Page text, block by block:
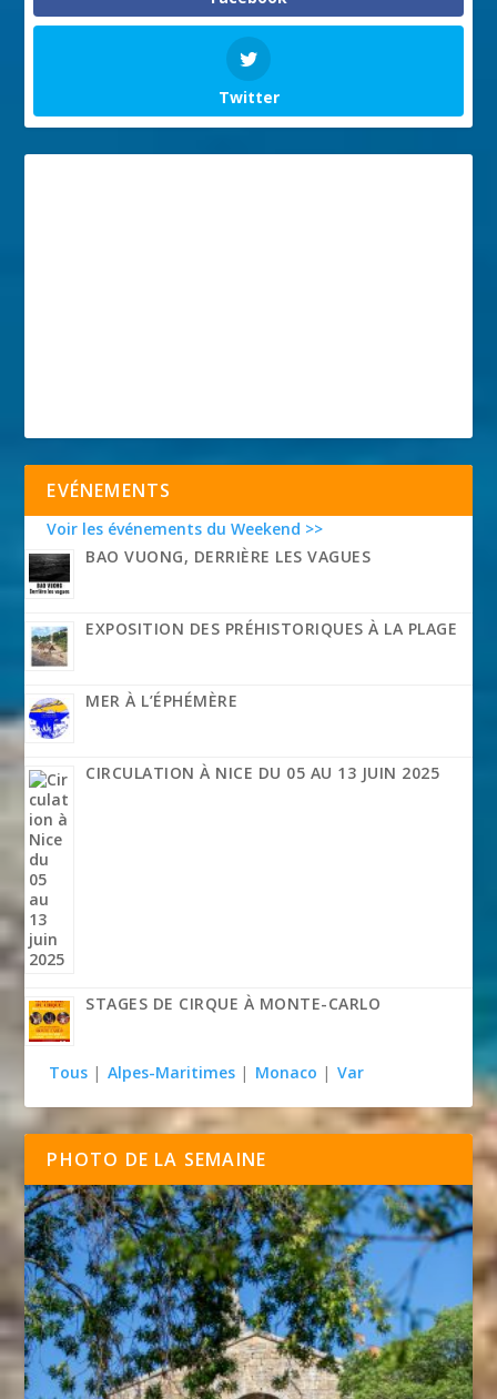
Twitter
EVÉNEMENTS
Voir les événements du Weekend >>
BAO VUONG, DERRIÈRE LES VAGUES
EXPOSITION DES PRÉHISTORIQUES À LA PLAGE
MER À L’ÉPHÉMÈRE
CIRCULATION À NICE DU 05 AU 13 JUIN 2025
STAGES DE CIRQUE À MONTE-CARLO
Tous | Alpes-Maritimes | Monaco | Var
PHOTO DE LA SEMAINE